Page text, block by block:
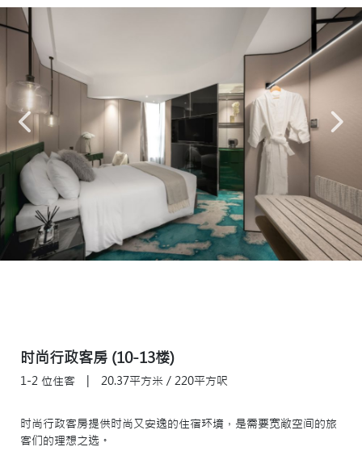
时尚行政客房 (10-13楼)
1-2 位住客 20.37平方米 / 220平方呎
时尚行政客房提供时尚又安逸的住宿环境，是需要宽敞空间的旅
客们的理想之选。